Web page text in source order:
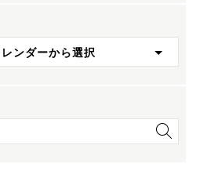
レンダーから選択